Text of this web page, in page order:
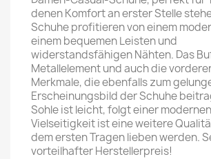
denen Komfort an erster Stelle
Schuhe profitieren von einem
einem bequemen Leisten und
widerstandsfähigen Nähten. Das
Metallelement und auch die
Merkmale, die ebenfalls zum
Erscheinungsbild der Schuhe
Sohle ist leicht, folgt einer
Vielseitigkeit ist eine weitere
dem ersten Tragen lieben werden.
vorteilhafter Herstellerpreis!